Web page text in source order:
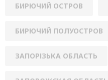
БИРЮЧИЙ ОСТРОВ
БИРЮЧИЙ ПОЛУОСТРОВ
ЗАПОРІЗЬКА ОБЛАСТЬ